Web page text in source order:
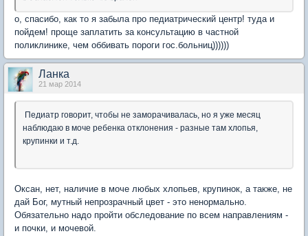
о, спасибо, как то я забыла про педиатрический центр! туда и
пойдем! проще заплатить за консультацию в частной
поликлинике, чем оббивать пороги гос.больниц))))))
Ланка
21 мар 2014
Педиатр говорит, чтобы не заморачивалась, но я уже месяц
наблюдаю в моче ребенка отклонения - разные там хлопья,
крупинки и т.д.
Оксан, нет, наличие в моче любых хлопьев, крупинок, а также, не
дай Бог, мутный непрозрачный цвет - это ненормально.
Обязательно надо пройти обследование по всем направлениям -
и почки, и мочевой.